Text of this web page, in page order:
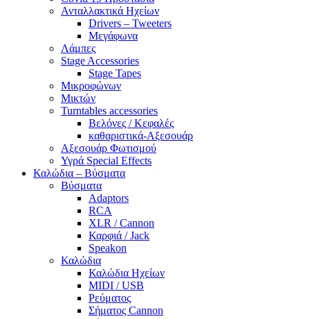
Ανταλλακτικά Ηχείων
Drivers – Tweeters
Μεγάφωνα
Λάμπες
Stage Accessories
Stage Tapes
Μικροφώνων
Μικτών
Turntables accessories
Βελόνες / Κεφαλές
καθαριστικά-Αξεσουάρ
Αξεσουάρ Φωτισμού
Υγρά Special Effects
Καλώδια – Βύσματα
Βύσματα
Adaptors
RCA
XLR / Cannon
Καρφιά / Jack
Speakon
Καλώδια
Καλώδια Ηχείων
MIDI / USB
Ρεύματος
Σήματος Cannon